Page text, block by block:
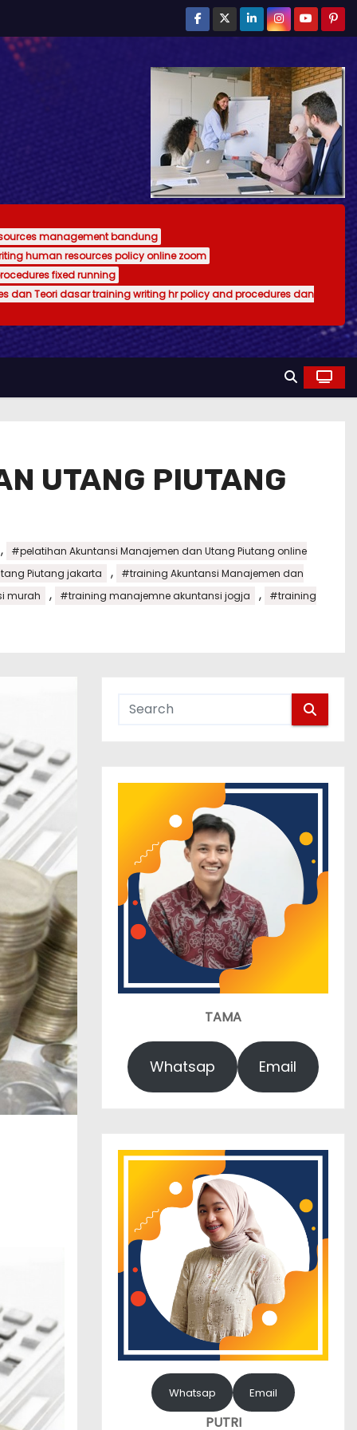
management bandung
human resources policy online zoom
fixed running
dan Teori dasar training writing hr policy and procedures dan
UTANG PIUTANG
,
#pelatihan Akuntansi Manajemen dan Utang Piutang online
Piutang jakarta
,
#training Akuntansi Manajemen dan
murah
, #training manajemne akuntansi jogja , #training
TAMA
Whatsap Email
Whatsap Email
PUTRI